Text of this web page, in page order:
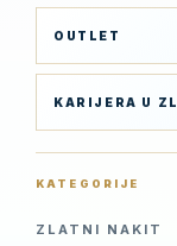
OUTLET
KARIJERA U
KATEGORIJE
ZLATNI NAKIT